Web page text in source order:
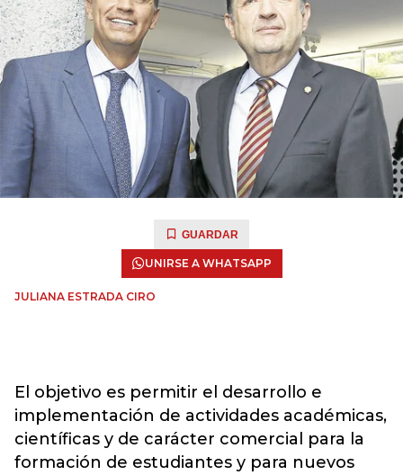
GUARDAR
UNIRSE A WHATSAPP
JULIANA ESTRADA CIRO
El objetivo es permitir el desarrollo e
implementación de actividades académicas,
científicas y de carácter comercial para la
formación de estudiantes y para nuevos